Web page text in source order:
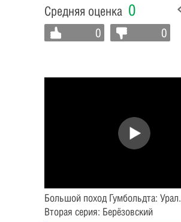
Средняя оценка 0
0 0
Большой поход Гумбольдта: Урал.
Вторая серия: Берёзовский